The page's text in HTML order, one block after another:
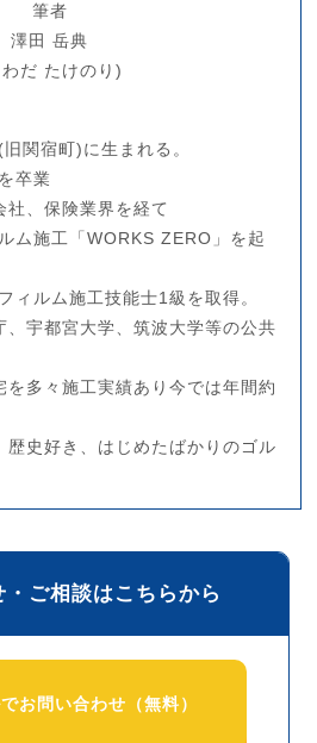
筆者
澤田 岳典
だ たけのり)
関宿町)に生まれる。
卒業
社、保険業界を経て
ム施工「WORKS ZERO」を起
ィルム施工技能士1級を取得。
、宇都宮大学、筑波大学等の公共
を多々施工実績あり今では年間約
歴史好き、はじめたばかりのゴル
・ご相談はこちらから
お問い合わせ（無料）